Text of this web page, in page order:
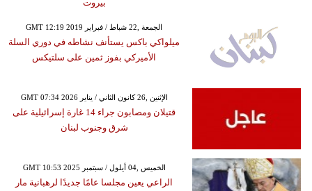
بيروت
GMT 12:19 2019 الجمعة ,22 شباط / فبراير
ميلواكي باكس يستأنف نشاطه في دوري السلة
الأميركي بفوز ثمين على سلتيكس
GMT 07:34 2026 الإثنين ,26 كانون الثاني / يناير
قتيلان ومصابون جراء 14 غارة إسرائيلية على
شرق وجنوب لبنان
GMT 10:53 2025 الخميس ,04 أيلول / سبتمبر
الراعي يعين مجلسا عامًا جديدًا لرهبانية مار